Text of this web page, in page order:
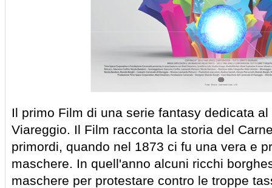
Il primo Film di una serie fantasy dedicata
Viareggio. Il Film racconta la storia del
primordi, quando nel 1873 ci fu una vera e
maschere. In quell'anno alcuni ricchi
maschere per protestare contro le troppe